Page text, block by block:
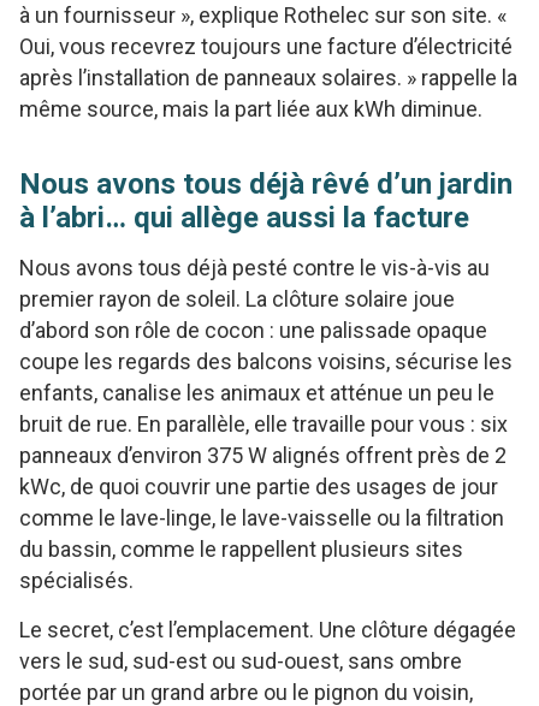
à un fournisseur », explique Rothelec sur son site. «
Oui, vous recevrez toujours une facture d’électricité
après l’installation de panneaux solaires. » rappelle la
même source, mais la part liée aux kWh diminue.
Nous avons tous déjà rêvé d’un jardin
à l’abri… qui allège aussi la facture
Nous avons tous déjà pesté contre le vis-à-vis au
premier rayon de soleil. La clôture solaire joue
d’abord son rôle de cocon : une palissade opaque
coupe les regards des balcons voisins, sécurise les
enfants, canalise les animaux et atténue un peu le
bruit de rue. En parallèle, elle travaille pour vous : six
panneaux d’environ 375 W alignés offrent près de 2
kWc, de quoi couvrir une partie des usages de jour
comme le lave-linge, le lave-vaisselle ou la filtration
du bassin, comme le rappellent plusieurs sites
spécialisés.
Le secret, c’est l’emplacement. Une clôture dégagée
vers le sud, sud-est ou sud-ouest, sans ombre
portée par un grand arbre ou le pignon du voisin,